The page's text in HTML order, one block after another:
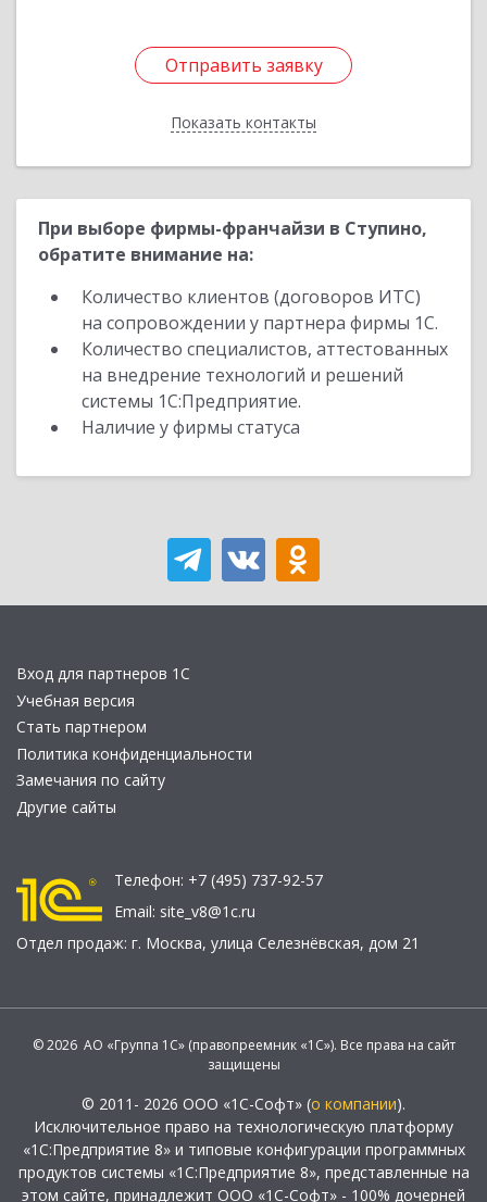
Отправить заявку
Показать контакты
Отправить заявку
Назад
При выборе фирмы-франчайзи в Ступино,
обратите внимание на:
Количество клиентов (договоров ИТС)
на сопровождении у партнера фирмы 1С.
Количество специалистов, аттестованных
на внедрение технологий и решений
системы 1С:Предприятие.
Наличие у фирмы статуса
Вход для партнеров 1С
Учебная версия
Стать партнером
Политика конфиденциальности
Замечания по сайту
Другие сайты
Телефон: +7 (495) 737-92-57
Email: site_v8@1c.ru
Отдел продаж: г. Москва, улица Селезнёвская, дом 21
© 2026 АО «Группа 1С» (правопреемник «1С»). Все права на сайт
защищены
© 2011- 2026 ООО «1С-Софт» (о компании).
Исключительное право на технологическую платформу
«1С:Предприятие 8» и типовые конфигурации программных
продуктов системы «1С:Предприятие 8», представленные на
этом сайте, принадлежит ООО «1С-Софт» - 100% дочерней